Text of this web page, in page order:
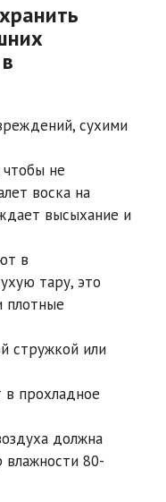
сухими
не
воска на
высыхание и
в
тару, это
плотные
стружкой или
в прохладное
должна
80-